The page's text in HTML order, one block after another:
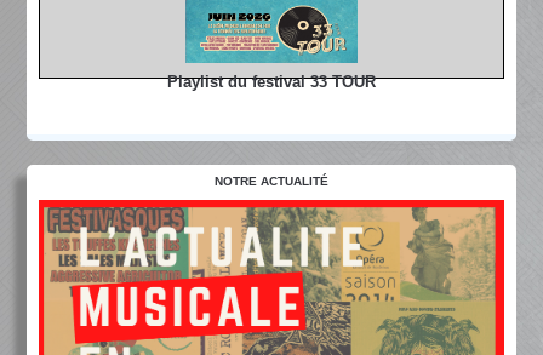
Playlist du festival 33 TOUR
NOTRE ACTUALITÉ